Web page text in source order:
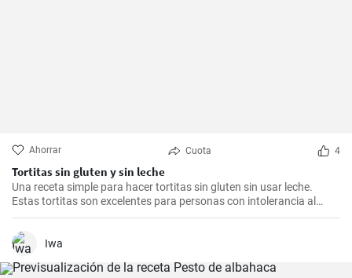
Ahorrar Cuota 4
Tortitas sin gluten y sin leche
Una receta simple para hacer tortitas sin gluten sin usar leche.
Estas tortitas son excelentes para personas con intolerancia al
gluten o la lactosa.
Iwa